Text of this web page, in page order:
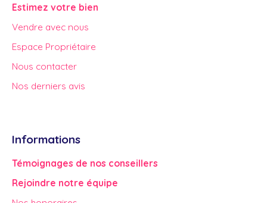
Estimez votre bien
Vendre avec nous
Espace Propriétaire
Nous contacter
Nos derniers avis
Informations
Témoignages de nos conseillers
Rejoindre notre équipe